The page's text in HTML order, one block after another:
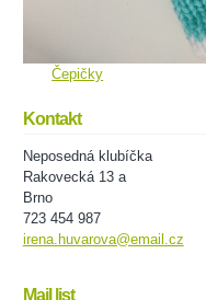
Čepičky
Kontakt
Neposedná klubíčka
Rakovecká 13 a
Brno
723 454 987
irena.huvarova@email.cz
Mail list